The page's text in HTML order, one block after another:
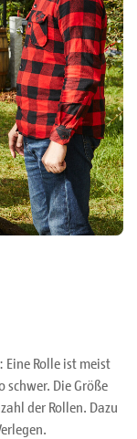
Rolle ist meist
Die Größe
der Rollen. Dazu